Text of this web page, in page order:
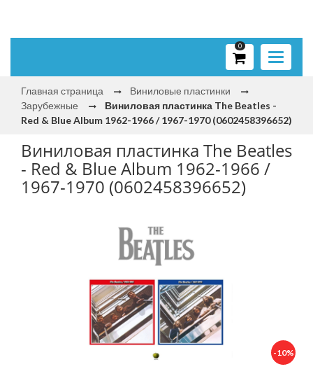
Toggle
0
Главная страница
Виниловые пластинки
Зарубежные
Виниловая пластинка The Beatles -
Red & Blue Album 1962-1966 / 1967-1970 (0602458396652)
Виниловая пластинка The Beatles
- Red & Blue Album 1962-1966 /
1967-1970 (0602458396652)
-10%